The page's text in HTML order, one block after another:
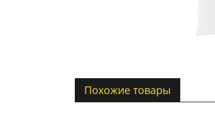
Похожие товары